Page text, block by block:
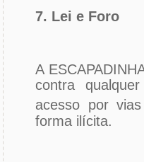
7. Lei e Foro
A
contra
acesso por
forma ilícita.